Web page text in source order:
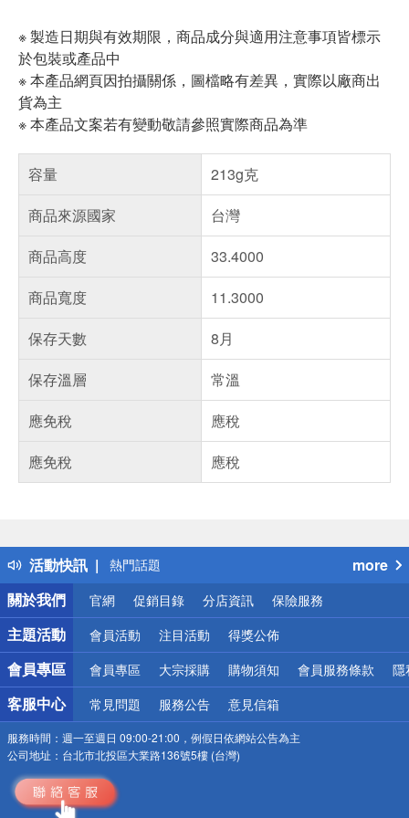
※ 製造日期與有效期限，商品成分與適用注意事項皆標示
於包裝或產品中
※ 本產品網頁因拍攝關係，圖檔略有差異，實際以廠商出
貨為主
※ 本產品文案若有變動敬請參照實際商品為準
容量
213g克
商品來源國家
台灣
商品高度
33.4000
商品寬度
11.3000
保存天數
8月
保存溫層
常溫
應免稅
應稅
應免稅
應稅
活動快訊
得獎公告
熱門話題
銀行優惠
偏遠地區配送
詐騙網頁！請小心！
more
關於我們
官網 促銷目錄 分店資訊 保險服務
主題活動 會員活動 注目活動 得獎公佈
會員專區 會員專區 大宗採購 購物須知 會員服務條款 隱
客服中心 常見問題 服務公告 意見信箱
服務時間： 週一至週日 09:00-21:00，例假日依網站公告為主
公司地址： 台北市北投區大業路136號5樓 (台灣)